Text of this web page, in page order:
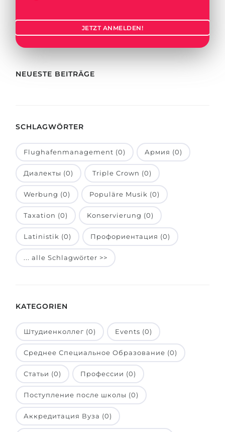
BERUFE
Beispiel-Stellenangebote
Holland-Test
Interessenkarte-Test
RIASEC-Test
Erfolgzu
100%
Unsere Studierenden werden
BERATUNG!
BEWERBEN FÜR FACHRICHTUNG …
Medizin
Physik
BEWERBEN AUS …
Russland
Ukraine
Kasachstan
Aserbaidschan
Armenien
Belarus
Anderes Land
JETZT ANMELDEN!
NEUESTE BEITRÄGE
SCHLAGWÖRTER
Flughafenmanagement (0) Армия (0)
Диалекты (0) Triple Crown (0)
Werbung (0) Populäre Musik (0)
Taxation (0) Konservierung (0)
Latinistik (0) Профориентация (0)
... alle Schlagwörter >>
KATEGORIEN
Штудиенколлег (0) Events (0)
Среднее Специальное Образование (0)
Статьи (0) Профессии (0)
Поступление после школы (0)
Аккредитация Вуза (0)